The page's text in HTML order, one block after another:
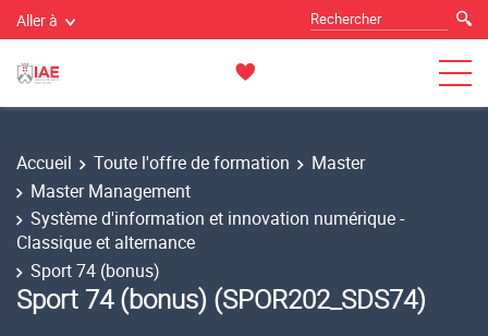
Aller à
Accueil Toute l'offre de formation
Master
Master Management
Système d'information et innovation numérique -
Classique et alternance
Sport 74 (bonus)
Sport 74 (bonus) (SPOR202_SDS74)